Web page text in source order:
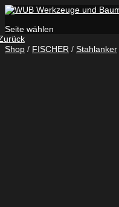
Seite wählen
Shop / FISCHER / Stahlanker